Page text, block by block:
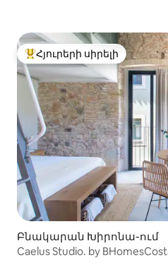
Հյուրերի սիրելի
Հյուրերի սիրելի
Բնակարան Խիրոնա-ում
Caelus Studio. by